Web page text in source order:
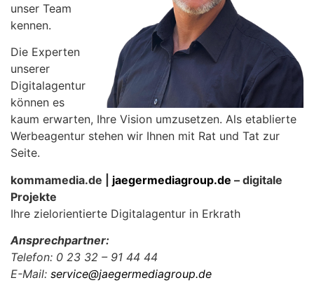
unser Team
kennen.
Die Experten
unserer
Digitalagentur
können es
kaum erwarten, Ihre Vision umzusetzen. Als etablierte
Werbeagentur stehen wir Ihnen mit Rat und Tat zur
Seite.
kommamedia.de | jaegermediagroup.de – digitale
Projekte
Ihre zielorientierte Digitalagentur in Erkrath
Ansprechpartner:
Telefon: 0 23 32 – 91 44 44
E-Mail: service@jaegermediagroup.de